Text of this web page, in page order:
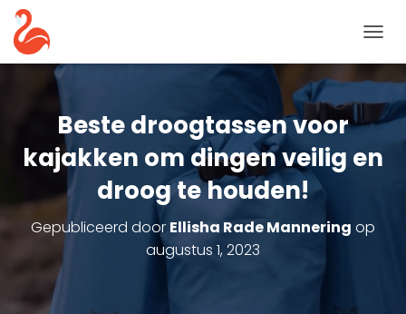
A
V
G
T
I
G
Beste droogtassen voor
kajakken om dingen veilig en
droog te houden!
Gepubliceerd door Ellisha Rade Mannering op
augustus 1, 2023